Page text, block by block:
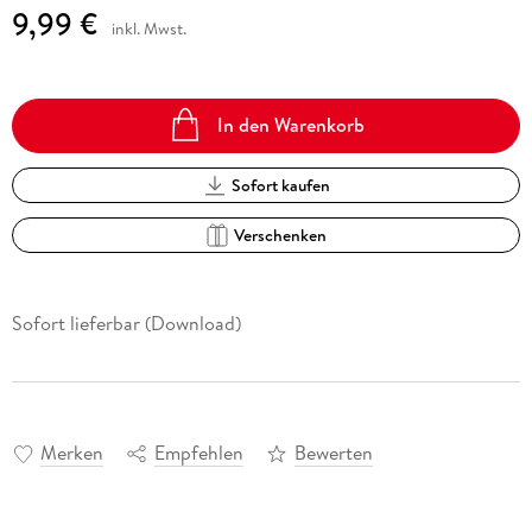
9,99 € inkl. Mwst.
In den Warenkorb
Sofort kaufen
Verschenken
Sofort lieferbar (Download)
Merken Empfehlen Bewerten